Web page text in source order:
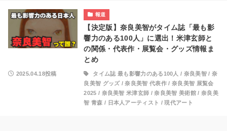
報道
【決定版】奈良美智がタイム誌「最も影
響力のある100人」に選出！米津玄師と
の関係・代表作・展覧会・グッズ情報ま
とめ
2025.04.18投稿 タイム誌 最も影響力のある100人 / 奈良美智 /奈
良美智 グッズ/奈良美智 代表作 /奈良美智 展覧会
2025 / 奈良美智 米津玄師 /奈良美智 美術館/ 奈良美
智 青森 / 日本人アーティスト /現代アート